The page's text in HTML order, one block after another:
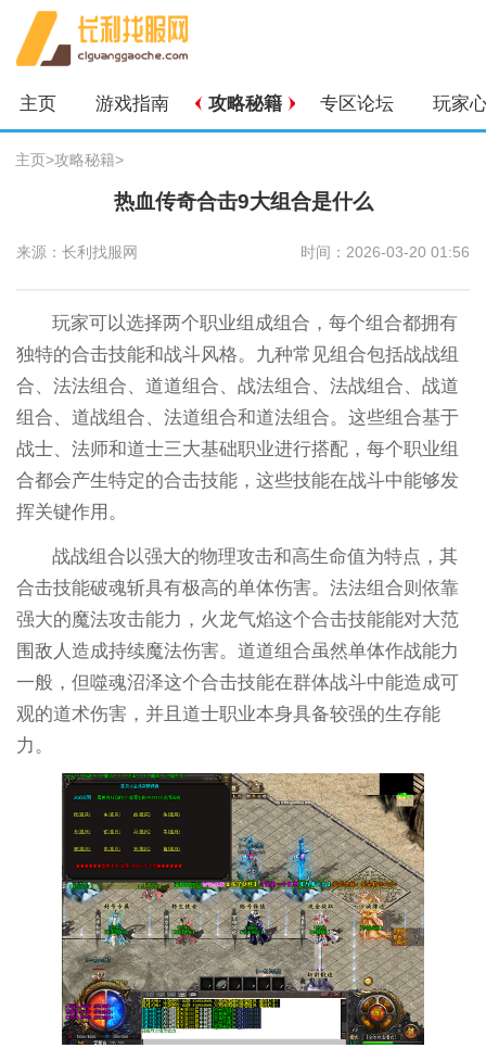
主页 游戏指南 攻略秘籍 专区论坛 玩家
主页>攻略秘籍>
热血传奇合击9大组合是什么
来源：长利找服网 时间：2026-03-20 01:56
玩家可以选择两个职业组成组合，每个组合都拥有
独特的合击技能和战斗风格。九种常见组合包括战战组
合、法法组合、道道组合、战法组合、法战组合、战道
组合、道战组合、法道组合和道法组合。这些组合基于
战士、法师和道士三大基础职业进行搭配，每个职业组
合都会产生特定的合击技能，这些技能在战斗中能够发
挥关键作用。
战战组合以强大的物理攻击和高生命值为特点，其
合击技能破魂斩具有极高的单体伤害。法法组合则依靠
强大的魔法攻击能力，火龙气焰这个合击技能能对大范
围敌人造成持续魔法伤害。道道组合虽然单体作战能力
一般，但噬魂沼泽这个合击技能在群体战斗中能造成可
观的道术伤害，并且道士职业本身具备较强的生存能
力。